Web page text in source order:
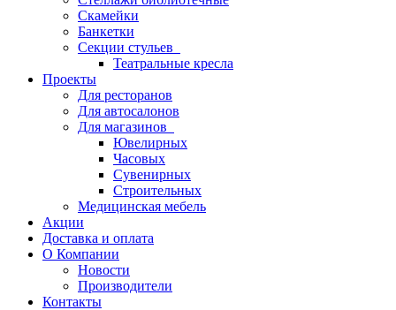
Скамейки
Банкетки
Секции стульев
Театральные кресла
Проекты
Для ресторанов
Для автосалонов
Для магазинов
Ювелирных
Часовых
Сувенирных
Строительных
Медицинская мебель
Акции
Доставка и оплата
О Компании
Новости
Производители
Контакты